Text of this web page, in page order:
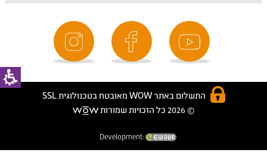
התשלום באתר WOW מאובטח בטכנולוגית SSL
© 2026 כל הזכויות שמורות
Development: